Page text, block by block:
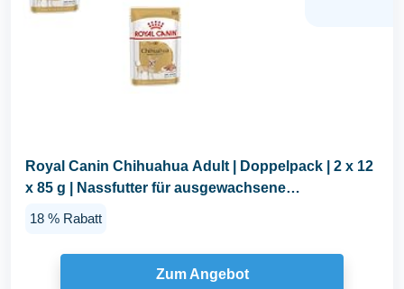
Royal Canin Chihuahua Adult | Doppelpack | 2 x 12
x 85 g | Nassfutter für ausgewachsene
18 % Rabatt
Zum Angebot